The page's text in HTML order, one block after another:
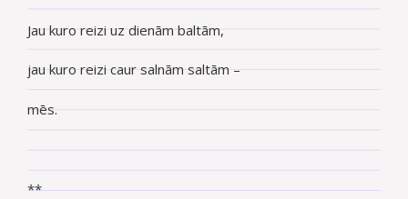
Jau kuro reizi uz dienām baltām,
jau kuro reizi caur salnām saltām –
mēs.
**